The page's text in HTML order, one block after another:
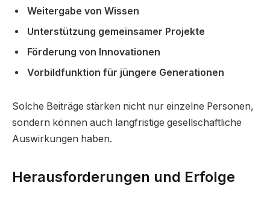
Weitergabe von Wissen
Unterstützung gemeinsamer Projekte
Förderung von Innovationen
Vorbildfunktion für jüngere Generationen
Solche Beiträge stärken nicht nur einzelne Personen,
sondern können auch langfristige gesellschaftliche
Auswirkungen haben.
Herausforderungen und Erfolge